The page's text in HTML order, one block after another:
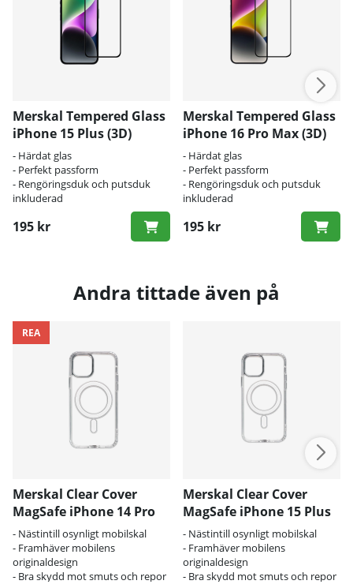
Merskal Tempered Glass
iPhone 15 Plus (3D)
- Härdat glas
- Perfekt passform
- Rengöringsduk och putsduk
inkluderad
195 kr
Merskal Tempered Glass
iPhone 16 Pro Max (3D)
- Härdat glas
- Perfekt passform
- Rengöringsduk och putsduk
inkluderad
195 kr
Andra tittade även på
REA
Merskal Clear Cover
MagSafe iPhone 14 Pro
Max
- Nästintill osynligt mobilskal
- Framhäver mobilens
originaldesign
- Bra skydd mot smuts och repor
Merskal Clear Cover
MagSafe iPhone 15 Plus
- Nästintill osynligt mobilskal
- Framhäver mobilens
originaldesign
- Bra skydd mot smuts och repor